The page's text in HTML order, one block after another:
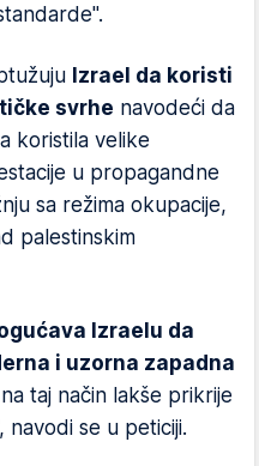
Izrael da koristi
svrhe navodeći da
koristila velike
u propagandne
sa režima okupacije,
palestinskim
Izraelu da
i uzorna zapadna
taj način lakše prikrije
se u peticiji.